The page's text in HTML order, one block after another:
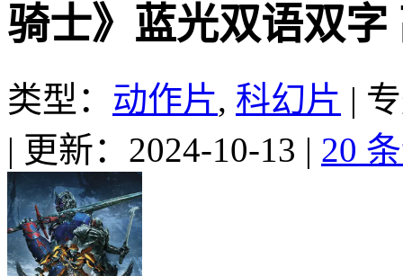
骑士》蓝光双语双字
类型： 动作片, 科幻片 |
| 更新：2024-10-13 | 20